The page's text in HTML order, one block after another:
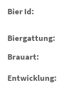
Bier Id:
Biergattung:
Brauart:
Entwicklung: